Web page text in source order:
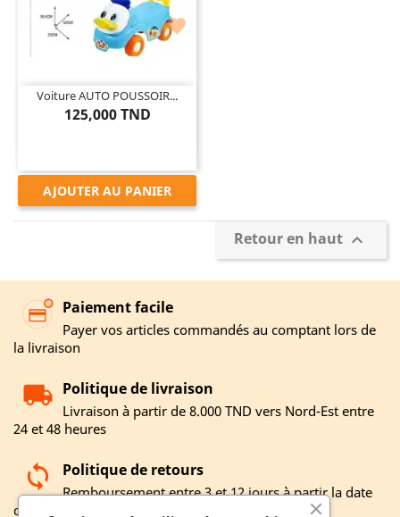

Voiture AUTO POUSSOIR...
125,000 TND
AJOUTER AU PANIER
Retour en haut 
Paiement facile
Payer vos articles commandés au comptant lors de
la livraison
Politique de livraison
Livraison à partir de 8.000 TND vers Nord-Est entre
24 et 48 heures
Politique de retours
Remboursement entre 3 et 12 jours à partir la date
de réception de votre retour